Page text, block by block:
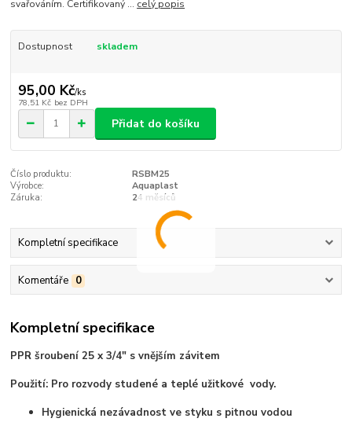
svařováním. Certifikovaný ... celý popis
Dostupnost skladem
95,00 Kč/ks
78,51 Kč bez DPH
Přidat do košíku
Číslo produktu:
RSBM25
Výrobce:
Aquaplast
Záruka:
24 měsíců
Kompletní specifikace
Komentáře 0
Kompletní specifikace
PPR šroubení 25 x 3/4" s vnějším závitem
Použití: Pro rozvody studené a teplé užitkové vody.
Hygienická nezávadnost ve styku s pitnou vodou